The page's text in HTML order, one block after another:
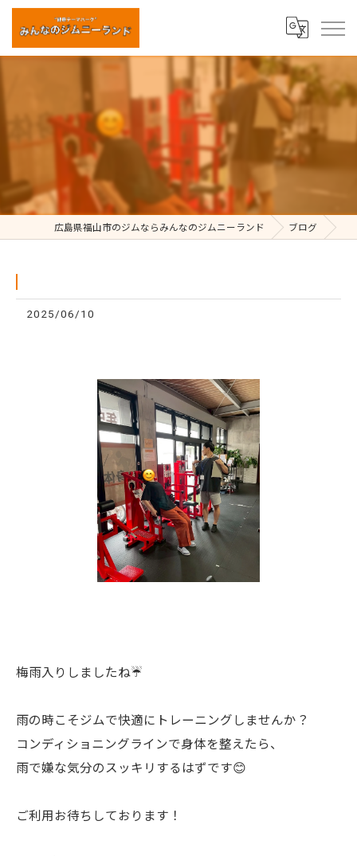
広島県福山市のジムならみんなのジムニーランド ブログ
2025/06/10
梅雨入りしましたね☔️
雨の時こそジムで快適にトレーニングしませんか？
コンディショニングラインで身体を整えたら、
雨で嫌な気分のスッキリするはずです😊
ご利用お待ちしております！